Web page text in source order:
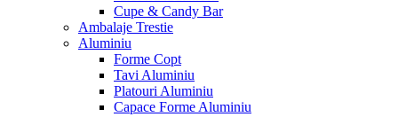
Cupe & Candy Bar
Ambalaje Trestie
Aluminiu
Forme Copt
Tavi Aluminiu
Platouri Aluminiu
Capace Forme Aluminiu